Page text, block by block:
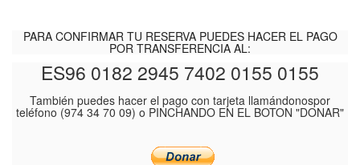
PARA CONFIRMAR TU RESERVA PUEDES HACER EL PAGO
POR TRANSFERENCIA AL:
ES96 0182 2945 7402 0155 0155
También puedes hacer el pago con tarjeta llamándonospor
teléfono (974 34 70 09) o PINCHANDO EN EL BOTON "DONAR"